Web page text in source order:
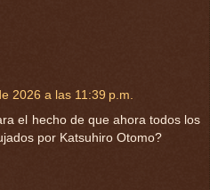
2026 a las 11:39 p.m.
el hecho de que ahora todos los
por Katsuhiro Otomo?